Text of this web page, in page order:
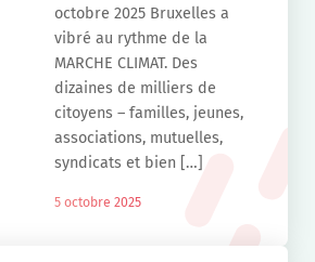
octobre 2025 Bruxelles a
vibré au rythme de la
MARCHE CLIMAT. Des
dizaines de milliers de
citoyens – familles, jeunes,
associations, mutuelles,
syndicats et bien […]
5 octobre 2025